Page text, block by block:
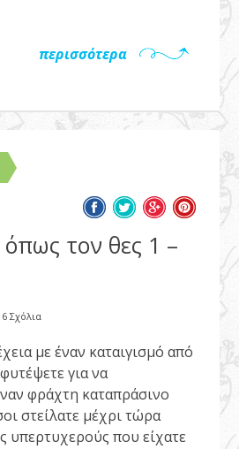
περισσότερα
τον θες 1 –
Σχόλια
με έναν καταιγισμό από
για να
φράχτη καταπράσινο
στείλατε μέχρι τώρα
υπερτυχερούς που είχατε